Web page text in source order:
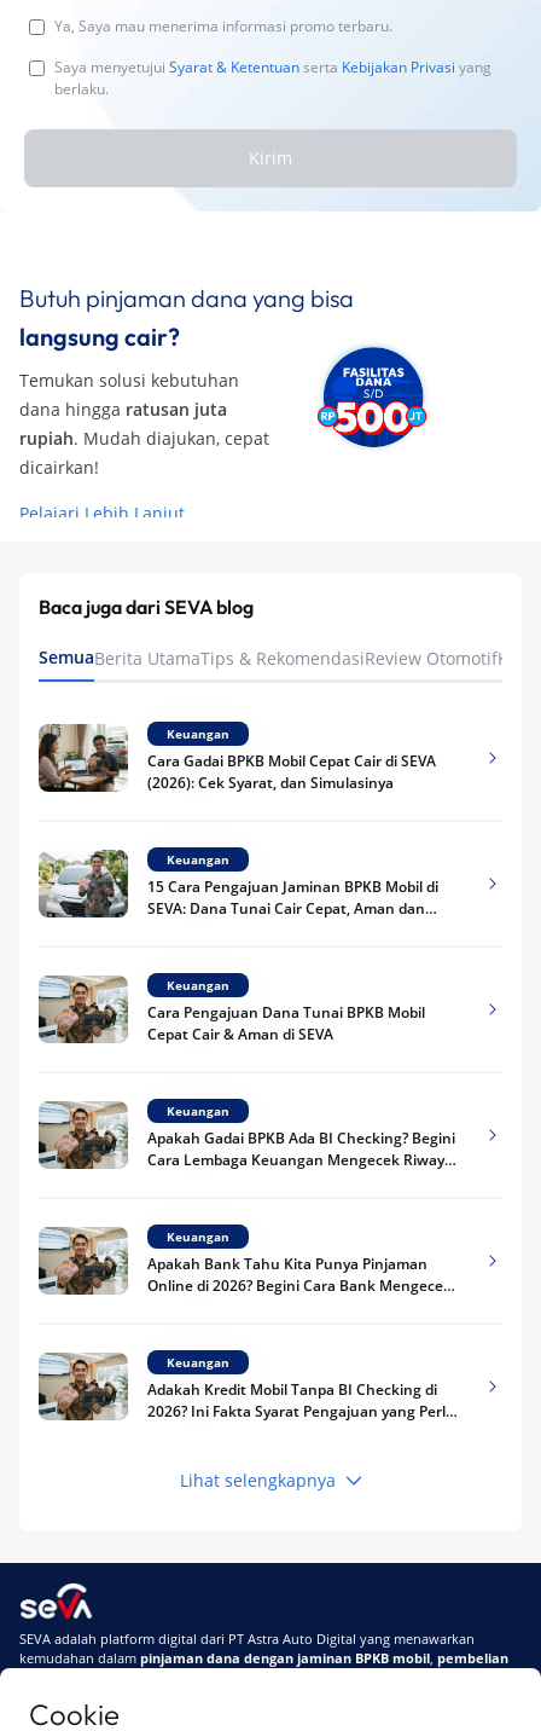
Cookie
Ya, Saya mau menerima informasi promo terbaru.
Saya menyetujui Syarat & Ketentuanserta Kebijakan Privasi yang
berlaku.
Kirim
Butuh pinjaman dana yang bisa
langsung cair?
Temukan solusi kebutuhan
dana hingga ratusan juta
rupiah. Mudah diajukan, cepat
dicairkan!
Pelajari Lebih Lanjut
Baca juga dari SEVA blog
SemuaBerita UtamaTips & RekomendasiReview Otomotif
Keuangan
Cara Gadai BPKB Mobil Cepat Cair di SEVA
(2026): Cek Syarat, dan Simulasinya
Keuangan
15 Cara Pengajuan Jaminan BPKB Mobil di
SEVA: Dana Tunai Cair Cepat, Aman dan
Keuangan
Cara Pengajuan Dana Tunai BPKB Mobil
Cepat Cair & Aman di SEVA
Keuangan
Apakah Gadai BPKB Ada BI Checking? Begini
Cara Lembaga Keuangan Mengecek Riwayat
Keuangan
Apakah Bank Tahu Kita Punya Pinjaman
Online di 2026? Begini Cara Bank Mengecek
Keuangan
Adakah Kredit Mobil Tanpa BI Checking di
2026? Ini Fakta Syarat Pengajuan yang Perlu
Keuangan
Terpercaya
Telat Bayar Pinjol 2 Hari, Apakah Langsung
Masuk BI Checking? Simak Peraturan
Lihat selengkapnya
SEVA adalah platform digital dari PT Astra Auto Digital yang menawarkan
kemudahan dalam pinjaman dana dengan jaminan BPKB mobil pembelian
Di SEVA, BPKB mobilmu #BisaJadiDuit